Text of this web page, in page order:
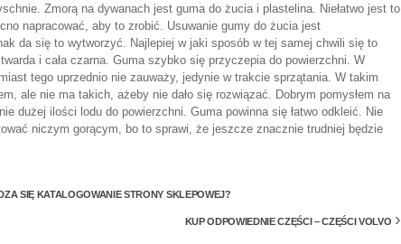
Zmorą na dywanach jest guma do żucia i plastelina. Niełatwo jest to
napracować, aby to zrobić. Usuwanie gumy do żucia jest
da się to wytworzyć. Najlepiej w jaki sposób w tej samej chwili się to
i cała czarna. Guma szybko się przyczepia do powierzchni. W
tego uprzednio nie zauważy, jedynie w trakcie sprzątania. W takim
ale nie ma takich, ażeby nie dało się rozwiązać. Dobrym pomysłem na
dużej ilości lodu do powierzchni. Guma powinna się łatwo odkleić. Nie
niczym gorącym, bo to sprawi, że jeszcze znacznie trudniej będzie
SIĘ KATALOGOWANIE STRONY SKLEPOWEJ?
KUP ODPOWIEDNIE CZĘŚCI – CZĘŚCI VOLVO ›